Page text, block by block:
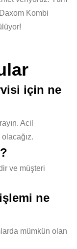
Kombi
için ne
Acil
ve müşteri
ne
mümkün olan